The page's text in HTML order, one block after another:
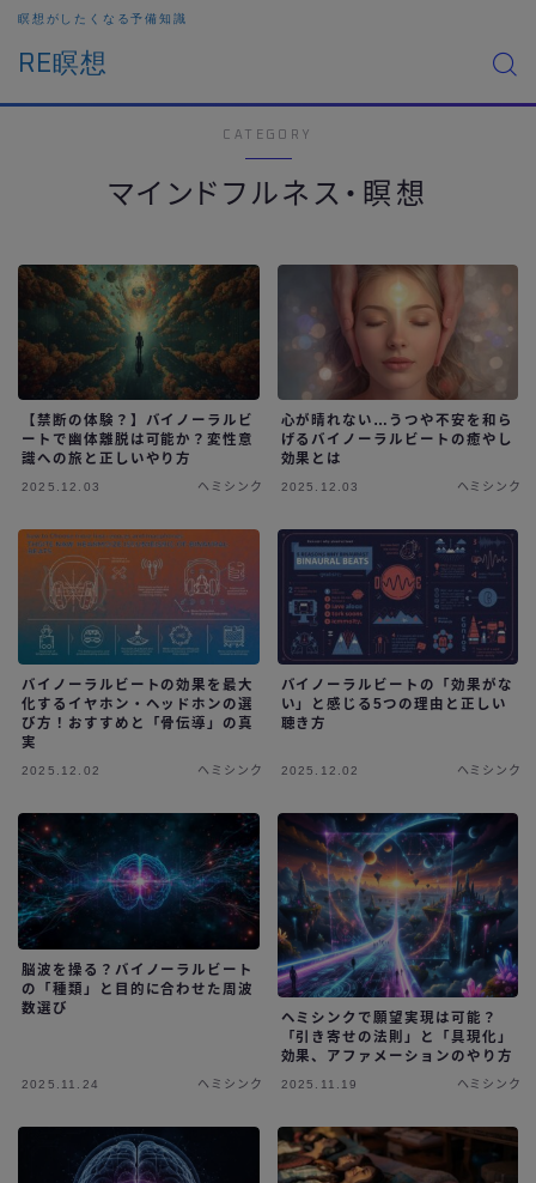
RE瞑想
瞑想がしたくなる予備知識
CATEGORY
マインドフルネス・瞑想
【禁断の体験？】バイノーラルビ
ートで幽体離脱は可能か？変性意
識への旅と正しいやり方
2025.12.03 ヘミシンク
心が晴れない…うつや不安を和ら
げるバイノーラルビートの癒やし
効果とは
2025.12.03 ヘミシンク
バイノーラルビートの効果を最大
化するイヤホン・ヘッドホンの選
び方！おすすめと「骨伝導」の真
実
2025.12.02 ヘミシンク
バイノーラルビートの「効果がな
い」と感じる5つの理由と正しい
聴き方
2025.12.02 ヘミシンク
脳波を操る？バイノーラルビート
の「種類」と目的に合わせた周波
数選び
2025.11.24 ヘミシンク
ヘミシンクで願望実現は可能？
「引き寄せの法則」と「具現化」
効果、アファメーションのやり方
2025.11.19 ヘミシンク